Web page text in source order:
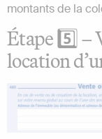
montants de la
Étape 5️⃣ –
location